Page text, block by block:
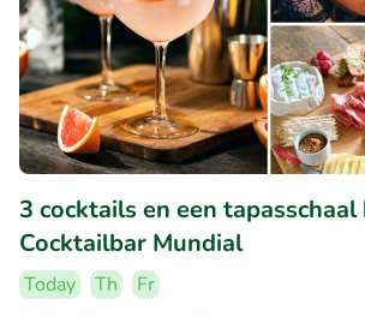
3 cocktails en een tapasschaal
Cocktailbar Mundial
Today Th
Fr